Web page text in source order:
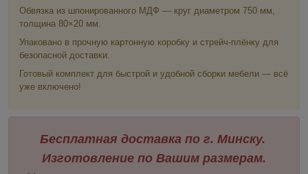
Обвязка из шпонированного МДФ — круг диаметром 750 мм,
толщина 80×20 мм.
Упаковано в прочную картонную коробку и стрейч-плёнку для
безопасной доставки.
Готовый комплект для быстрой и удобной сборки мебели — всё
уже включено!
Бесплатная доставка по г. Минску.
Изготовление по Вашим размерам.